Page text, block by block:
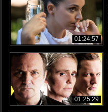
01:24:57
01:25:29